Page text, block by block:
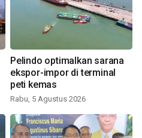
Pelindo optimalkan sarana
ekspor-impor di terminal
peti kemas
Rabu, 5 Agustus 2026